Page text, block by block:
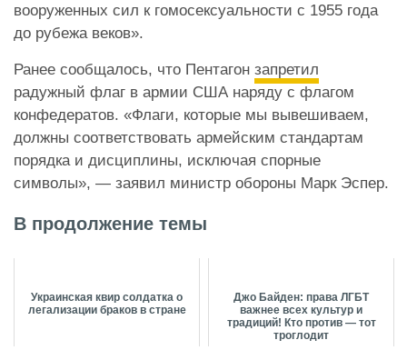
вооруженных сил к гомосексуальности с 1955 года
до рубежа веков».
Ранее сообщалось, что Пентагон запретил
радужный флаг в армии США наряду с флагом
конфедератов. «Флаги, которые мы вывешиваем,
должны соответствовать армейским стандартам
порядка и дисциплины, исключая спорные
символы», — заявил министр обороны Марк Эспер.
В продолжение темы
Украинская квир солдатка о
легализации браков в стране
Джо Байден: права ЛГБТ
важнее всех культур и
традиций! Кто против — тот
троглодит